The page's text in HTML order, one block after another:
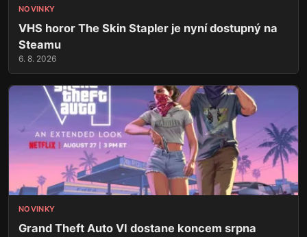
NOVINKY
VHS horor The Skin Stapler je nyní dostupný na
Steamu
6. 8. 2026
NOVINKY
Grand Theft Auto VI dostane koncem srpna